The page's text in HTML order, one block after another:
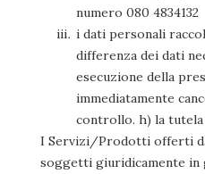
numero 080 4834132
i dati personali
differenza dei dati
esecuzione della
immediatamente
controllo. h) la
I Servizi/Prodotti offerti
soggetti giuridicamente in